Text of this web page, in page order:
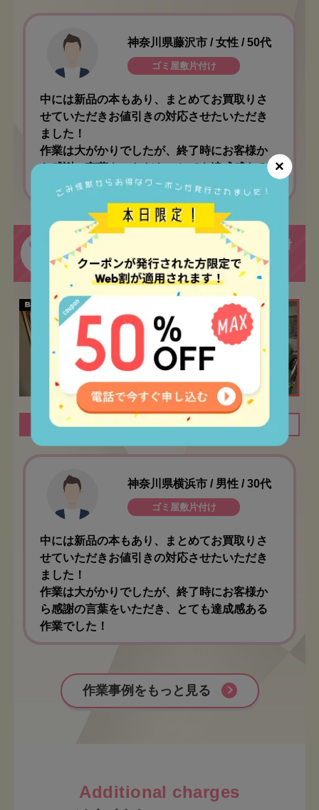
×
神奈川県藤沢市 / 女性 / 50代
ゴミ屋敷片付け
中には新品の本もあり、まとめてお買取りさ
せていただきお値引きの対応させたいただき
ました！
作業は大がかりでしたが、終了時にお客様か
ら感謝の言葉をいただき、とても達成感ある
作業でした！
CASE
02
ご自宅で大量に溜まってしまった本の片付
けのお手伝いをさせていただきました！
間取り 1LDK 作業時間 1時間
神奈川県横浜市 / 男性 / 30代
ゴミ屋敷片付け
中には新品の本もあり、まとめてお買取りさ
せていただきお値引きの対応させたいただき
ました！
作業は大がかりでしたが、終了時にお客様か
ら感謝の言葉をいただき、とても達成感ある
作業でした！
作業事例をもっと見る